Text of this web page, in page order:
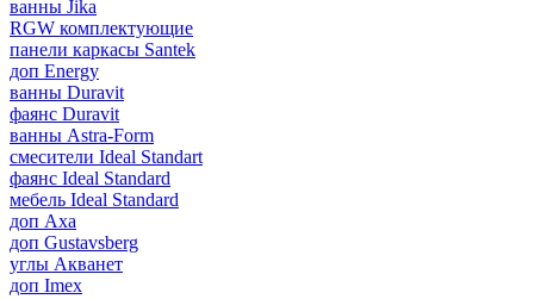
ванны Jika
RGW комплектующие
панели каркасы Santek
доп Energy
ванны Duravit
фаянс Duravit
ванны Astra-Form
смесители Ideal Standart
фаянс Ideal Standard
мебель Ideal Standard
доп Axa
доп Gustavsberg
углы Акванет
доп Imex